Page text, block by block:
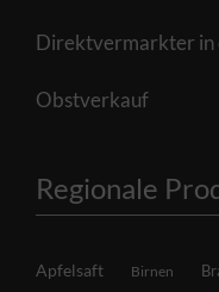
Direktvermarkter in
Obstverkauf
Regionale
Apfelsaft Birnen